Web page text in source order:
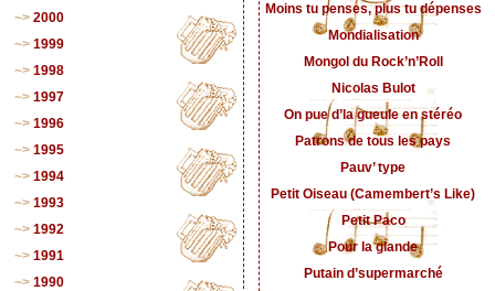
2000
1999
1998
1997
1996
1995
1994
1993
1992
1991
1990
Moins tu penses, plus tu dépenses
Mondialisation
Mongol du Rock’n’Roll
Nicolas Bulot
On pue d’la gueule en stéréo
Patrons de tous les pays
Pauv’ type
Petit Oiseau (Camembert’s Like)
Petit Paco
Pour la glande
Putain d’supermarché